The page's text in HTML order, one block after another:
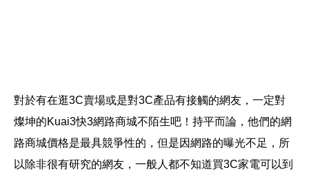
對於有在逛3C賣場或是對3C產品有接觸的網友，一定對
燦坤的Kuai3快3網路商城不陌生吧！持平而論，他們的網
路商城價格是最具競爭性的，但是因網路的曝光不足，所
以除非很有研究的網友，一般人都不知道買3C家電可以到